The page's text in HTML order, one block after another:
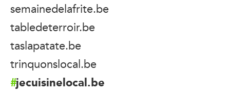
semainedelafrite.be
tabledeterroir.be
taslapatate.be
trinquonslocal.be
jecuisinelocal.be